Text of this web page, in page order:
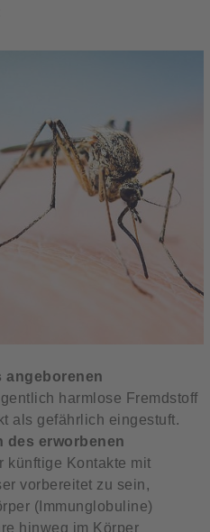
angeborenen
harmlose Fremdstoff
als gefährlich eingestuft.
des erworbenen
künftige Kontakte mit
vorbereitet zu sein,
(Immunglobuline)
hinweg im Körper